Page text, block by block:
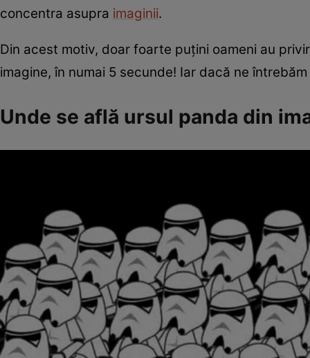
concentra asupra imaginii.
Din acest motiv, doar foarte puțini oameni au
imagine, în numai 5 secunde! Iar dacă ne
Unde se află ursul panda din